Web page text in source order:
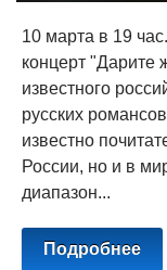
10 марта в 19
концерт "Дарите
известного
русских
известно
России, но и в
диапазон...
Подробнее